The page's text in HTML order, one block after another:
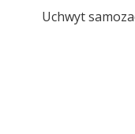
Uchwyt